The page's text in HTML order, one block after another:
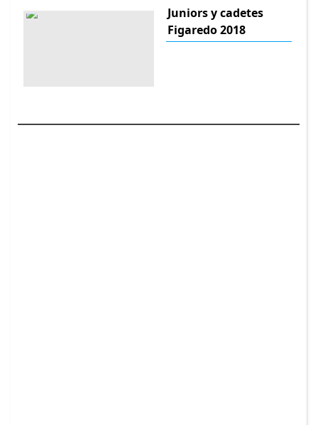
Juniors y cadetes
Figaredo 2018